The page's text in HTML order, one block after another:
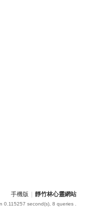
手機版 靜竹林心靈網站
0.115257 second(s), 8 queries .